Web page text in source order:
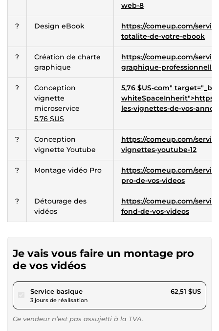
web-8
? Design eBook
https://comeup.com/
totalite-de-votre-ebook
?
Création de charte
graphique
https://comeup.com/
graphique-professionnelle
?
Conception
vignette
microservice
5,76 $US
5,76 $US-com"
les-vignettes-de-vos-
?
Conception
vignette Youtube
https://comeup.com/
vignettes-youtube-12
? Montage vidéo Pro
https://comeup.com/
pro-de-vos-videos
?
Détourage des
vidéos
https://comeup.com/
fond-de-vos-videos
Je vais vous faire un montage pro
de vos vidéos
Service basiquepour 57,61 $US
3 jours de réalisation
62,51 $US
Ce vendeur n’est pas assujetti à la TVA.